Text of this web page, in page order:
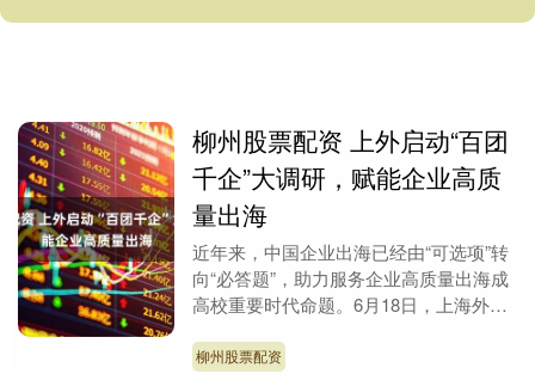
柳州股票配资 上外启动“百团
千企”大调研，赋能企业高质
量出海
近年来，中国企业出海已经由“可选项”转
向“必答题”，助力服务企业高质量出海成
高校重要时代命题。6月18日，上海外国
式启动。....
柳州股票配资